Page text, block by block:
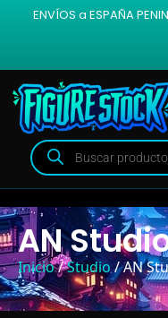
ENVÍOS a ESPAÑA
AN
Inicio/Studio/ AN